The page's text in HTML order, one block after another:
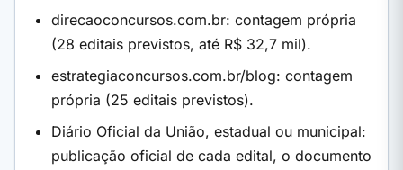
direcaoconcursos.com.br: contagem própria
(28 editais previstos, até R$ 32,7 mil).
estrategiaconcursos.com.br/blog: contagem
própria (25 editais previstos).
Diário Oficial da União, estadual ou municipal:
publicação oficial de cada edital, o documento